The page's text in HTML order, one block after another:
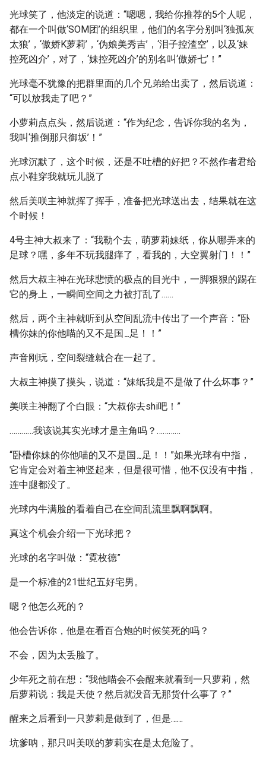
光球笑了，他淡定的说道：“嗯嗯，我给你推荐的5个人呢，
都在一个叫做‘SOM团’的组织里，他们的名字分别叫‘独孤灰
太狼’，‘傲娇K萝莉’，‘伪娘美秀吉’，‘泪子控渣空’，以及‘妹
控死凶介’，对了，‘妹控死凶介’的别名叫‘傲娇七’！”
光球毫不犹豫的把群里面的几个兄弟给出卖了，然后说道：
“可以放我走了吧？”
小萝莉点点头，然后说道：“作为纪念，告诉你我的名为，
我叫‘推倒那只御坂’！”
光球沉默了，这个时候，还是不吐槽的好把？不然作者君给
点小鞋穿我就玩儿脱了
然后美咲主神就挥了挥手，准备把光球送出去，结果就在这
个时候！
4号主神大叔来了：“我勒个去，萌萝莉妹纸，你从哪弄来的
足球？嘿，多年不玩我腿痒了，看我的，大空翼射门！！”
然后大叔主神在光球悲愤的极点的目光中，一脚狠狠的踢在
它的身上，一瞬间空间之力被打乱了……
然后，两个主神就听到从空间乱流中传出了一个声音：“卧
槽你妹的你他喵的又不是国 ~足！！”
声音刚玩，空间裂缝就合在一起了。
大叔主神摸了摸头，说道：“妹纸我是不是做了什么坏事？”
美咲主神翻了个白眼：“大叔你去shi吧！”
…………我该说其实光球才是主角吗？…………
“卧槽你妹的你他喵的又不是国 ~足！！”如果光球有中指，
它肯定会对着主神竖起来，但是很可惜，他不仅没有中指，
连中腿都没了。
光球内牛满脸的看着自己在空间乱流里飘啊飘啊。
真这个机会介绍一下光球把？
光球的名字叫做：“霓枚德”
是一个标准的21世纪五好宅男。
嗯？他怎么死的？
他会告诉你，他是在看百合炮的时候笑死的吗？
不会，因为太丢脸了。
少年死之前在想：“我他喵会不会醒来就看到一只萝莉，然
后萝莉说：我是天使？然后就没音无那货什么事了？”
醒来之后看到一只萝莉是做到了，但是……
坑爹呐，那只叫美咲的萝莉实在是太危险了。